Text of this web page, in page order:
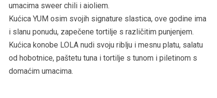
umacima sweer chili i aioliem.
Kućica YUM osim svojih signature slastica, ove godine ima
i slanu ponudu, zapečene tortilje s različitim punjenjem.
Kućica konobe LOLA nudi svoju riblju i mesnu platu, salatu
od hobotnice, paštetu tuna i tortilje s tunom i piletinom s
domaćim umacima.